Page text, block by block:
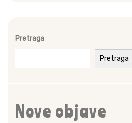
Pretraga
Pretraga
Nove objave